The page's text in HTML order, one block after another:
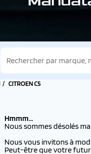
CITROEN C5
Hmmm...
Nous sommes désolés
Nous vous invitons à
Peut-être que votre futur